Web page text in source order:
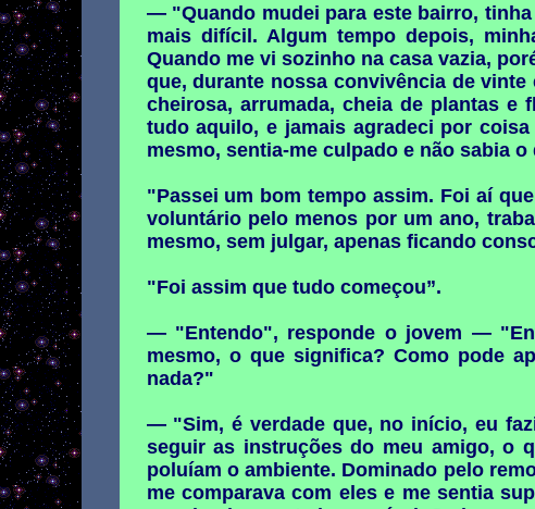
— "Quando mudei para este bairro, tinha
mais difícil. Algum tempo depois,
Quando me vi sozinho na casa vazia,
que, durante nossa convivência de
cheirosa, arrumada, cheia de plantas e
tudo aquilo, e jamais agradeci por
mesmo, sentia-me culpado e não sabia o
"Passei um bom tempo assim. Foi aí
voluntário pelo menos por um ano,
mesmo, sem julgar, apenas ficando
"Foi assim que tudo começou”.
— "Entendo", responde o jovem —
mesmo, o que significa? Como pode
nada?"
— "Sim, é verdade que, no início, eu
seguir as instruções do meu amigo, o
poluíam o ambiente. Dominado pelo
me comparava com eles e me sentia